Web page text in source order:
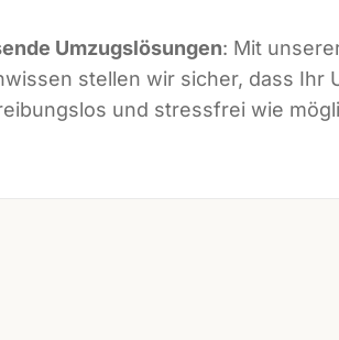
Umzugslösungen: Mit
stellen wir sicher, dass Ihr
und stressfrei wie